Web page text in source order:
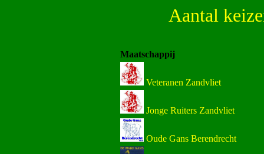
Aantal
Maatschappij
Veteranen Zandvliet
Jonge Ruiters Zandvliet
Oude Gans Berendrecht